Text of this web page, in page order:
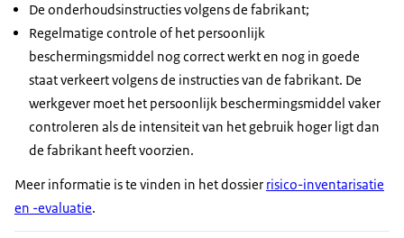
De onderhoudsinstructies volgens de fabrikant;
Regelmatige controle of het persoonlijk
beschermingsmiddel nog correct werkt en nog in goede
staat verkeert volgens de instructies van de fabrikant. De
werkgever moet het persoonlijk beschermingsmiddel vaker
controleren als de intensiteit van het gebruik hoger ligt dan
de fabrikant heeft voorzien.
Meer informatie is te vinden in het dossier risico-inventarisatie
en -evaluatie.